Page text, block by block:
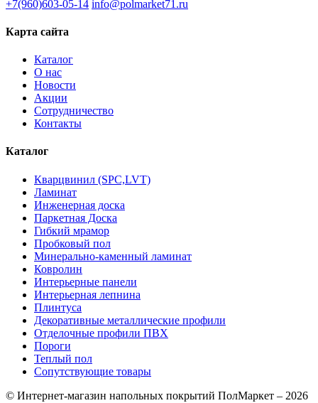
+7(960)603-05-14 info@polmarket71.ru
Карта сайта
Каталог
О нас
Новости
Акции
Сотрудничество
Контакты
Каталог
Кварцвинил (SPC,LVT)
Ламинат
Инженерная доска
Паркетная Доска
Гибкий мрамор
Пробковый пол
Минерально-каменный ламинат
Ковролин
Интерьерные панели
Интерьерная лепнина
Плинтуса
Декоративные металлические профили
Отделочные профили ПВХ
Пороги
Теплый пол
Сопутствующие товары
© Интернет-магазин напольных покрытий ПолМаркет – 2026